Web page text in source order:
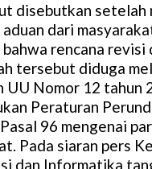
disebutkan setelah
dari
bahwa rencana revisi
tersebut diduga
UU Nomor 12 tahun
Peraturan
96 mengenai
Pada siaran pers
dan Informatika